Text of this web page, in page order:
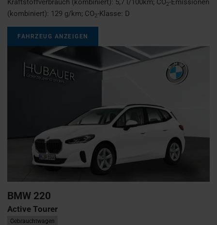
Kraftstoffverbrauch (kombiniert): 5,7 l/100km; CO2-Emissionen
(kombiniert): 129 g/km; CO2-Klasse: D
FAHRZEUG ANZEIGEN
BMW 220
Active Tourer
Gebrauchtwagen